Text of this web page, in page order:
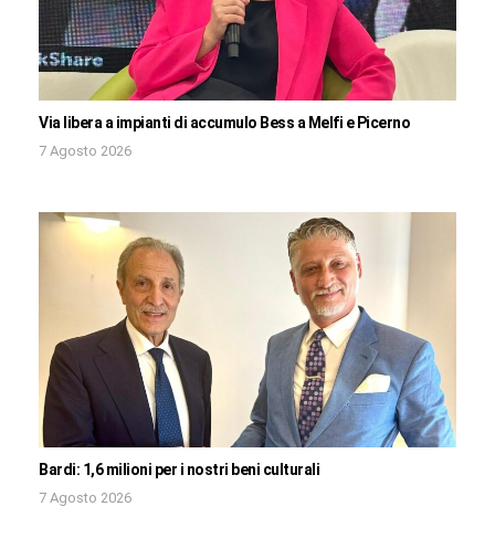
Via libera a impianti di accumulo Bess a Melfi e Picerno
7 Agosto 2026
Bardi: 1,6 milioni per i nostri beni culturali
7 Agosto 2026